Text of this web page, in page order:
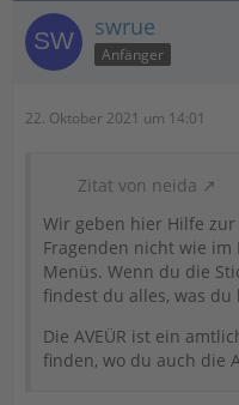
swrue
Anfänger
22. Oktober 2021 um 14:01
Zitat von neida
Wir geben hier Hilfe
Fragenden nicht wie
Menüs. Wenn du die
findest du alles, was du
Die AVEÜR ist ein
finden, wo du auch die